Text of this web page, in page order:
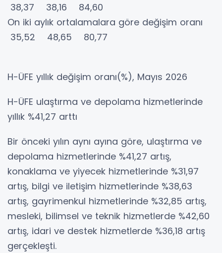
38,37 38,16 84,60
On iki aylık ortalamalara göre değişim oranı
35,52 48,65 80,77
H-ÜFE yıllık değişim oranı(%), Mayıs 2026
H-ÜFE ulaştırma ve depolama hizmetlerinde
yıllık %41,27 arttı
Bir önceki yılın aynı ayına göre, ulaştırma ve
depolama hizmetlerinde %41,27 artış,
konaklama ve yiyecek hizmetlerinde %31,97
artış, bilgi ve iletişim hizmetlerinde %38,63
artış, gayrimenkul hizmetlerinde %32,85 artış,
mesleki, bilimsel ve teknik hizmetlerde %42,60
artış, idari ve destek hizmetlerde %36,18 artış
gerçekleşti.